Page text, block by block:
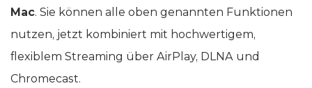
Mac. Sie können alle oben genannten Funktionen
nutzen, jetzt kombiniert mit hochwertigem,
flexiblem Streaming über AirPlay, DLNA und
Chromecast.